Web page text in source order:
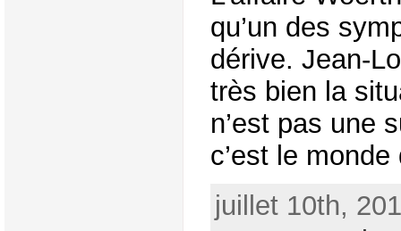
qu’un des
dérive. Jean-
très bien la
n’est pas une
c’est le
juillet 10th,